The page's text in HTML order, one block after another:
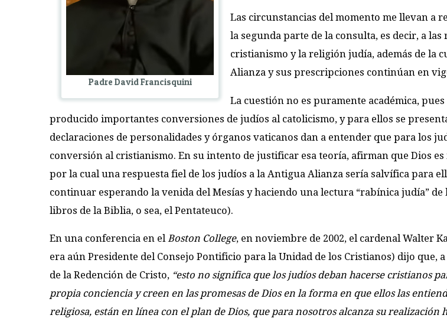
Padre David Francisquini
Las circunstancias del momento me llevan a
la segunda parte de la consulta, es decir, a
cristianismo y la religión judía, además de la
Alianza y sus prescripciones continúan en
La cuestión no es puramente académica,
producido importantes conversiones de judíos al catolicismo, y para ellos se
declaraciones de personalidades y órganos vaticanos dan a entender que para los
conversión al cristianismo. En su intento de justificar esa teoría, afirman que Dios es
por la cual una respuesta fiel de los judíos a la Antigua Alianza sería salvífica para
continuar esperando la venida del Mesías y haciendo una lectura “rabínica judía”
libros de la Biblia, o sea, el Pentateuco).
En una conferencia en elBoston College, en noviembre de 2002, el cardenal Walter
era aún Presidente del Consejo Pontificio para la Unidad de los Cristianos) dijo que,
de la Redención de Cristo, “esto no significa que los judíos deban hacerse cristianos
propia conciencia y creen en las promesas de Dios en la forma en que ellos las
religiosa, están en línea con el plan de Dios, que para nosotros alcanza su realización